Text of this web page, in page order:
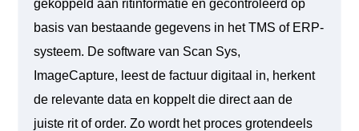
gekoppeld aan ritinformatie en gecontroleerd op
basis van bestaande gegevens in het TMS of ERP-
systeem. De software van Scan Sys,
ImageCapture, leest de factuur digitaal in, herkent
de relevante data en koppelt die direct aan de
juiste rit of order. Zo wordt het proces grotendeels